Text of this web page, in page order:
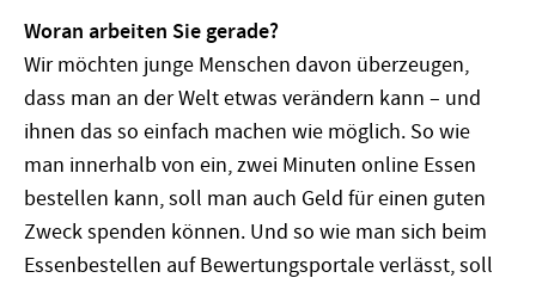
Woran arbeiten Sie gerade?
Wir möchten junge Menschen davon überzeugen,
dass man an der Welt etwas verändern kann – und
ihnen das so einfach machen wie möglich. So wie
man innerhalb von ein, zwei Minuten online Essen
bestellen kann, soll man auch Geld für einen guten
Zweck spenden können. Und so wie man sich beim
Essenbestellen auf Bewertungsportale verlässt, soll